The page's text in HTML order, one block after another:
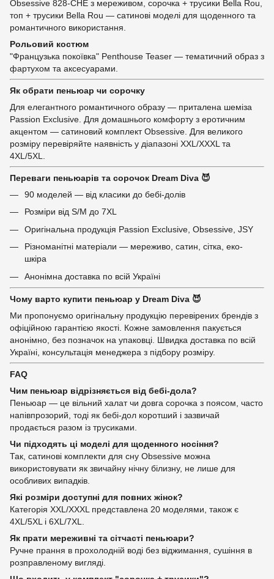
Obsessive 828-CHE з мереживом, сорочка + трусики Bella Rou,
топ + трусики Bella Rou — сатинові моделі для щоденного та
романтичного використання.
Рольовий костюм
"Французька покоївка" Penthouse Teaser — тематичний образ з
фартухом та аксесуарами.
Як обрати пеньюар чи сорочку
Для елегантного романтичного образу — приталена шеміза
Passion Exclusive. Для домашнього комфорту з еротичним
акцентом — сатиновий комплект Obsessive. Для великого
розміру перевіряйте наявність у діапазоні XXL/XXXL та
4XL/5XL.
Переваги пеньюарів та сорочок Dream Diva 😈
90 моделей — від класики до бебі-долів
Розміри від S/M до 7XL
Оригінальна продукція Passion Exclusive, Obsessive, JSY
Різноманітні матеріали — мереживо, сатин, сітка, еко-
шкіра
Анонімна доставка по всій Україні
Чому варто купити пеньюар у Dream Diva 😈
Ми пропонуємо оригінальну продукцію перевірених брендів з
офіційною гарантією якості. Кожне замовлення пакується
анонімно, без позначок на упаковці. Швидка доставка по всій
Україні, консультація менеджера з підбору розміру.
FAQ
Чим пеньюар відрізняється від бебі-дола?
Пеньюар — це вільний халат чи довга сорочка з поясом, часто
напівпрозорий, тоді як бебі-дол коротший і зазвичай
продається разом із трусиками.
Чи підходять ці моделі для щоденного носіння?
Так, сатинові комплекти для сну Obsessive можна
використовувати як звичайну нічну білизну, не лише для
особливих випадків.
Які розміри доступні для повних жінок?
Категорія XXL/XXXL представлена 20 моделями, також є
4XL/5XL і 6XL/7XL.
Як прати мереживні та сітчасті пеньюари?
Ручне прання в прохолодній воді без віджимання, сушіння в
розправленому вигляді.